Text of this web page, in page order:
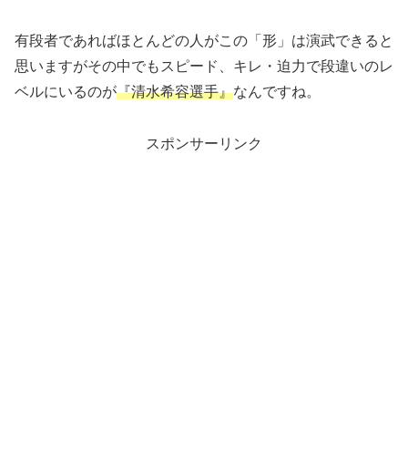
有段者であればほとんどの人がこの「形」は演武できると
思いますがその中でもスピード、キレ・迫力で段違いのレ
ベルにいるのが『清水希容選手』なんですね。
スポンサーリンク